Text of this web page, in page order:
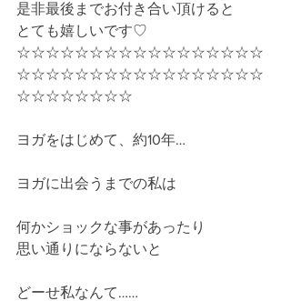
是非最後までお付き合い頂けると
とても嬉しいです♡
☆☆☆☆☆☆☆☆☆☆☆☆☆☆☆☆☆
☆☆☆☆☆☆☆☆☆☆☆☆☆☆☆☆☆
☆☆☆☆☆☆☆☆
ヨガをはじめて、約10年…
ヨガに出会うまでの私は
何かショックな事があったり
思い通りにならないと
どーせ私なんて……